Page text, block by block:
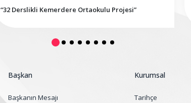
“32 Derslikli Kemerdere Ortaokulu Projesi”
Başkan
Başkanın Mesajı
Kurumsal
Tarihçe